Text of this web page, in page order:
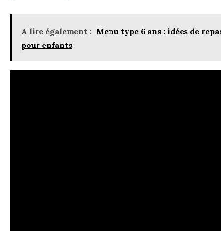
A lire également : Menu type 6 ans : idées de
pour enfants